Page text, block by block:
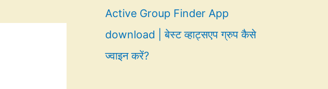
Active Group Finder App
download | बेस्ट व्हाट्सएप ग्रुप कैसे
ज्वाइन करें?